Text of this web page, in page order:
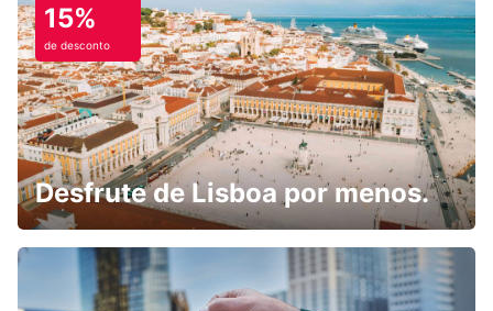
15%
de desconto
Desfrute de Lisboa por menos.